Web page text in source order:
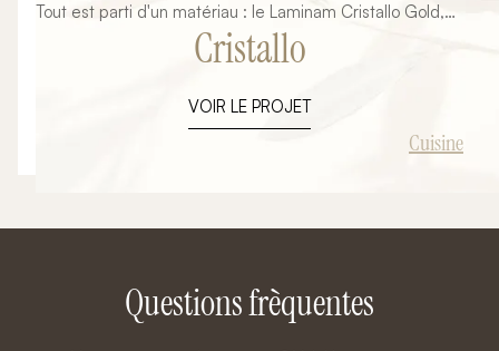
Tout est parti d'un matériau : le Laminam Cristallo Gold,
avec ses veines dorées posées à plat sur un grand
format sans joint. Autour de lui, tout le reste s'est
l'effacement de l'électroménager, la chaleur du luminaire
Cristallo
VOIR LE PROJET
Cuisine
Questions frèquentes